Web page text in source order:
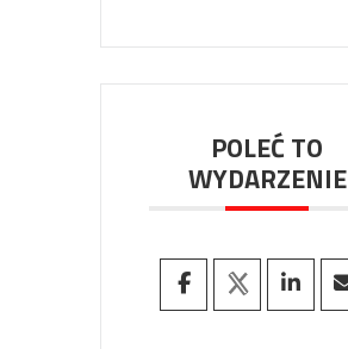
POLEĆ TO
WYDARZENIE